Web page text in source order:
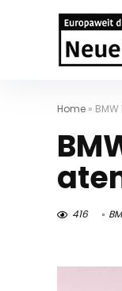
Home »
416